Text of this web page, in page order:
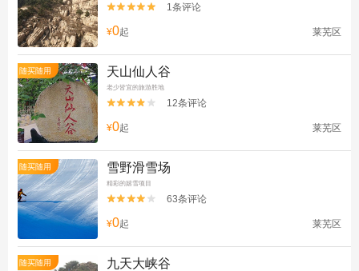

 1条评论
¥0起 莱芜区
随买随用 天山仙人谷
老少皆宜的旅游胜地

 12条评论
¥0起 莱芜区
随买随用 雪野滑雪场
精彩的嬉雪项目

 63条评论
¥0起 莱芜区
随买随用 九天大峡谷